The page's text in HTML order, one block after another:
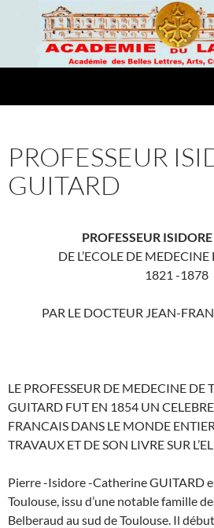
PROFESSEUR
GUITARD
PROFESSEUR
DE L’ECOLE DE
1821 -1878
PAR LE DOCTEUR JEAN-
LE PROFESSEUR DE MEDECINE DE
GUITARD FUT EN 1854 UN
FRANCAIS DANS LE MONDE
TRAVAUX ET DE SON LIVRE SUR
Pierre -Isidore -Catherine GUITARD
Toulouse, issu d’une notable famille
Belberaud au sud de Toulouse. Il